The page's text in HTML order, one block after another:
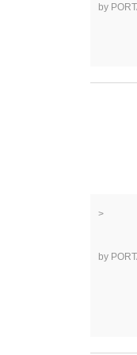
by
>
by